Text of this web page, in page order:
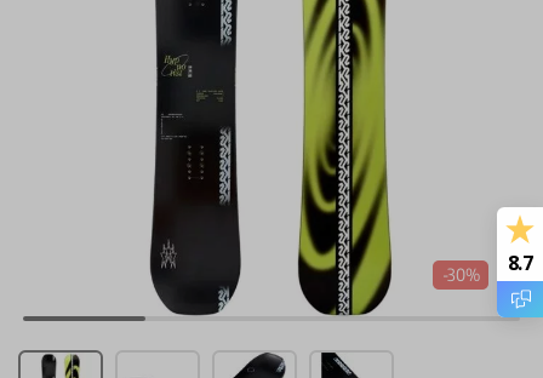
-30% 8.7